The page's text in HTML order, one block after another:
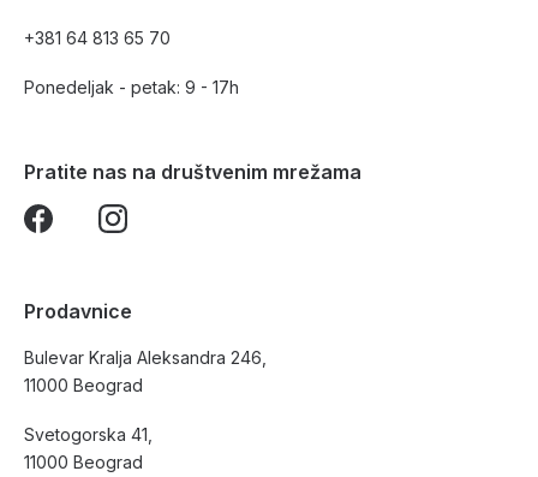
+381 64 813 65 70
Ponedeljak - petak: 9 - 17h
Pratite nas na društvenim mrežama
Prodavnice
Bulevar Kralja Aleksandra 246,
11000 Beograd
Svetogorska 41,
11000 Beograd